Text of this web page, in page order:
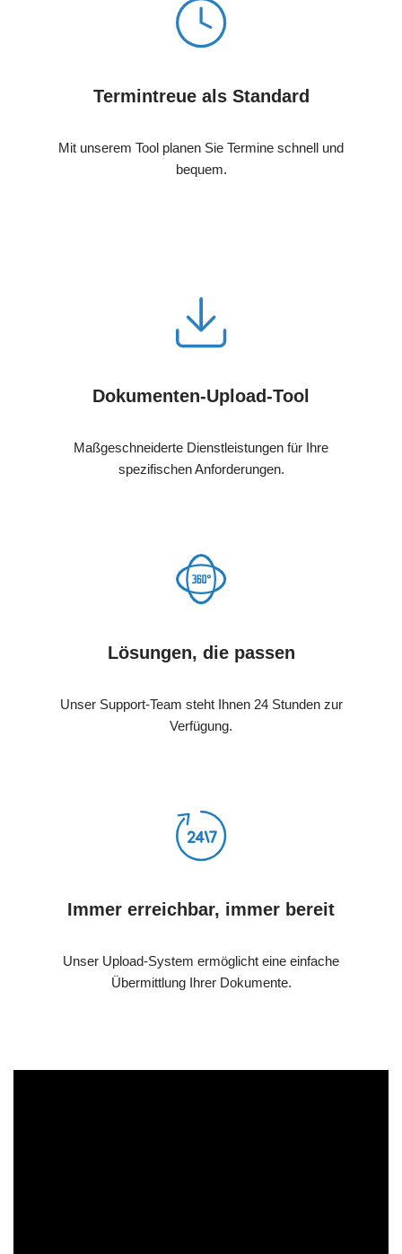
Termintreue als Standard
Mit unserem Tool planen Sie Termine schnell und
bequem.
Dokumenten-Upload-Tool
Maßgeschneiderte Dienstleistungen für Ihre
spezifischen Anforderungen.
Lösungen, die passen
Unser Support-Team steht Ihnen 24 Stunden zur
Verfügung.
Immer erreichbar, immer bereit
Unser Upload-System ermöglicht eine einfache
Übermittlung Ihrer Dokumente.